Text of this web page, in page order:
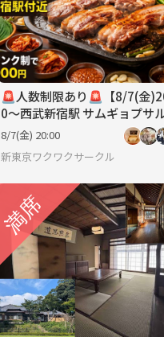
🚨人数制限あり🚨【8/7(金
0〜西武新宿駅 サムギョプサ
🥓】90分食べ放題🍖1人参加
8/7(金) 20:00
新東京ワクワクサークル